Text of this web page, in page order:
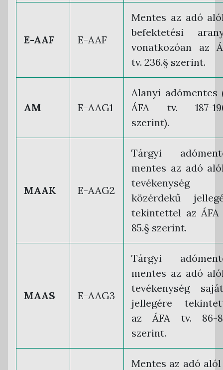
E-AAF E-AAF
Mentes az adó
befektetési
vonatkozóan az
tv. 236.§ szerint.
AM E-AAG1
Alanyi adómentes
ÁFA tv. 187-
szerint).
MAAK E-AAG2
Tárgyi
mentes az adó
tevékenység
közérdekű
tekintettel az ÁFA
85.§ szerint.
MAAS E-AAG3
Tárgyi
mentes az adó
tevékenység
jellegére
az ÁFA tv. 86-
szerint.
Mentes az adó alól